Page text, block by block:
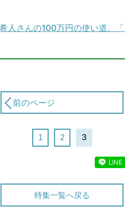
人さんの100万円の使い道。
前のページ
1 2 3
LINE
特集一覧へ戻る